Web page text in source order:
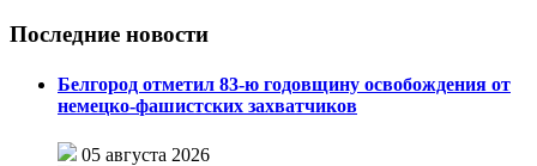
Последние новости
Белгород отметил 83-ю годовщину освобождения от
немецко-фашистских захватчиков
05 августа 2026